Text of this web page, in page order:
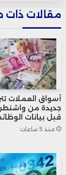
ومؤشر
تداولات
بالإضافة
الاحتياطي
أحد
بوتيرة
للبقاء على
المستويات
مقالات ذات
أسواق العملات
جديدة من
قبل بيانات
منذ 5 ساعات